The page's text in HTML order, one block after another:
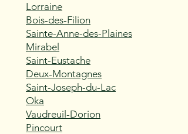
Lorraine
Bois-des-Filion
Sainte-Anne-des-Plaines
Mirabel
Saint-Eustache
Deux-Montagnes
Saint-Joseph-du-Lac
Oka
Vaudreuil-Dorion
Pincourt